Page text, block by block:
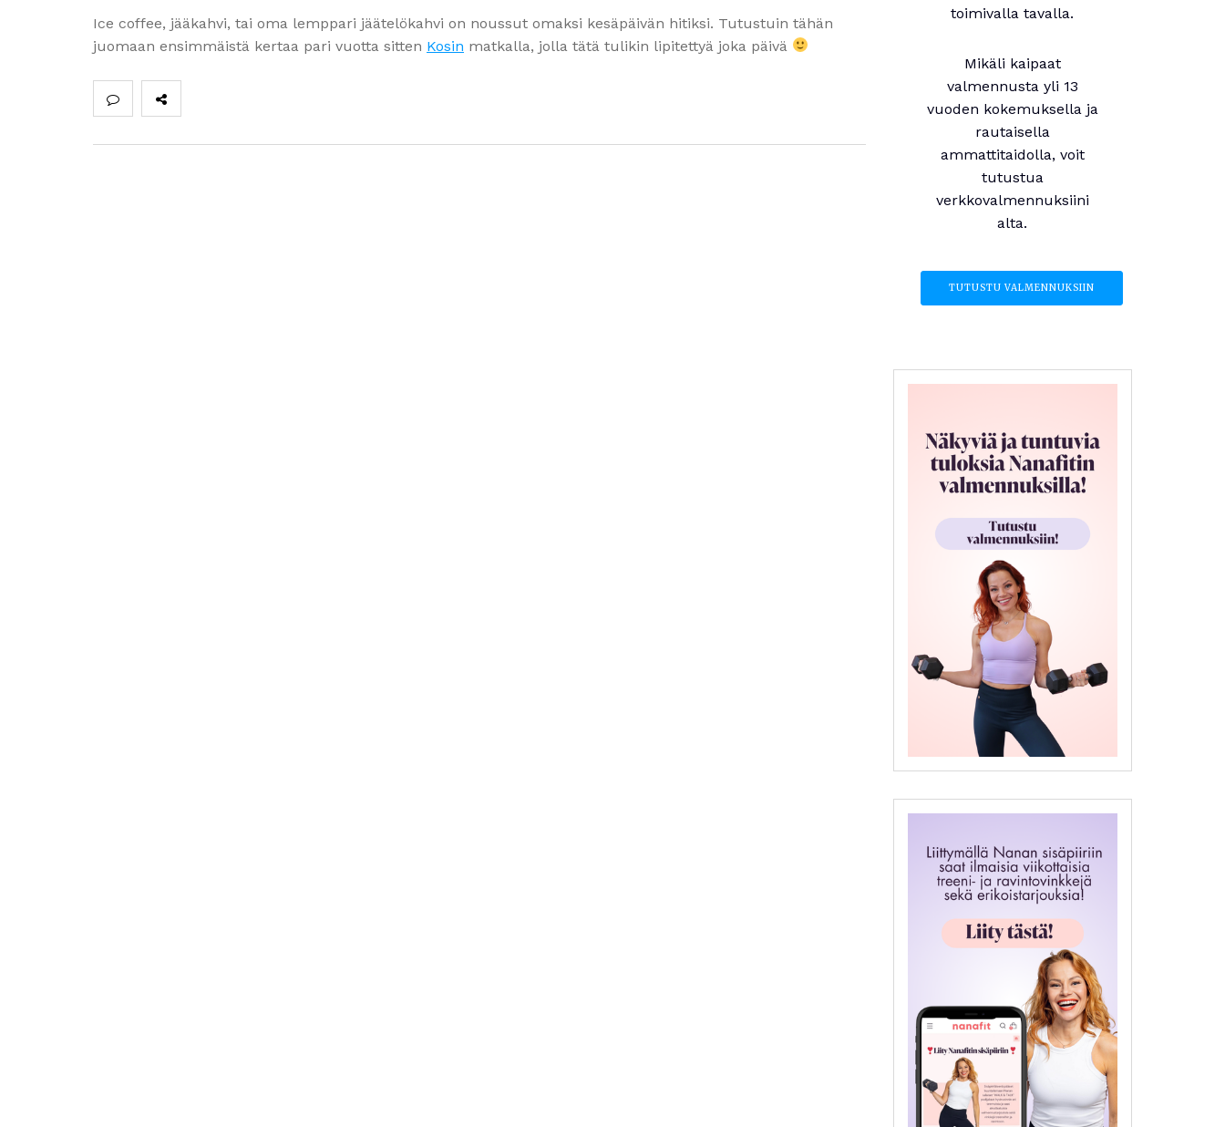
Ice coffee, jääkahvi, tai oma lemppari jäätelökahvi on noussut omaksi kesäpäivän hitiksi. Tutustuin tähän
juomaan ensimmäistä kertaa pari vuotta sitten Kosin matkalla, jolla tätä tulikin lipitettyä joka päivä
toimivalla tavalla.
Mikäli kaipaat
valmennusta yli 13
vuoden kokemuksella ja
rautaisella
ammattitaidolla, voit
tutustua
verkkovalmennuksiini
alta.
TUTUSTU VALMENNUKSIIN